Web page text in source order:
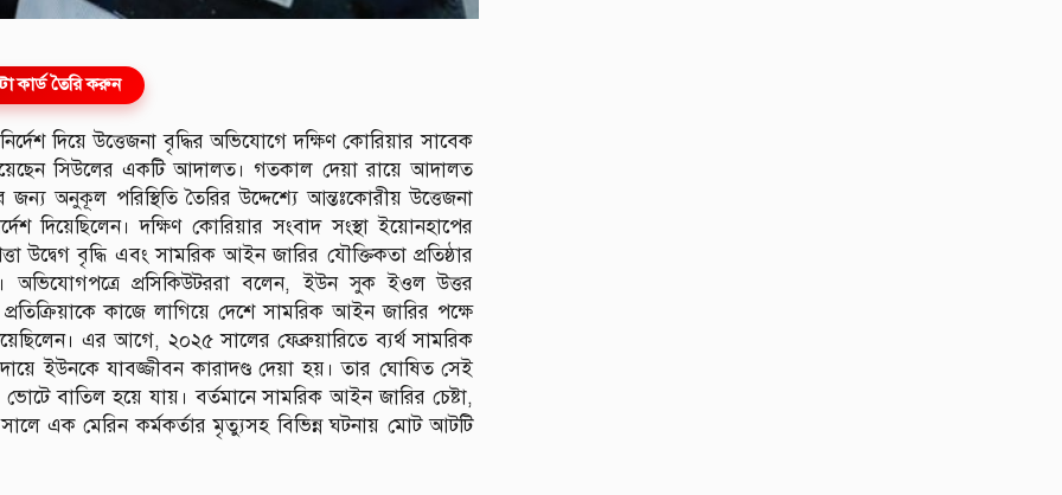
কার্ড তৈরি করুন
দিয়ে উত্তেজনা বৃদ্ধির অভিযোগে দক্ষিণ কোরিয়ার সাবেক
সিউলের একটি আদালত। গতকাল দেয়া রায়ে আদালত
অনুকূল পরিস্থিতি তৈরির উদ্দেশ্যে আন্তঃকোরীয় উত্তেজনা
দিয়েছিলেন। দক্ষিণ কোরিয়ার সংবাদ সংস্থা ইয়োনহাপের
উদ্বেগ বৃদ্ধি এবং সামরিক আইন জারির যৌক্তিকতা প্রতিষ্ঠার
অভিযোগপত্রে প্রসিকিউটররা বলেন, ইউন সুক ইওল উত্তর
কাজে লাগিয়ে দেশে সামরিক আইন জারির পক্ষে
এর আগে, ২০২৫ সালের ফেব্রুয়ারিতে ব্যর্থ সামরিক
দায়ে ইউনকে যাবজ্জীবন কারাদণ্ড দেয়া হয়। তার ঘোষিত সেই
বাতিল হয়ে যায়। বর্তমানে সামরিক আইন জারির চেষ্টা,
এক মেরিন কর্মকর্তার মৃত্যুসহ বিভিন্ন ঘটনায় মোট আটটি